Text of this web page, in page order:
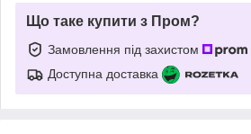
Що таке купити з Пром?
Замовлення під захистом
Доступна доставка